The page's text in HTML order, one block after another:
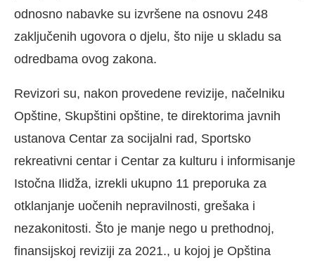
odnosno nabavke su izvršene na osnovu 248
zaključenih ugovora o djelu, što nije u skladu sa
odredbama ovog zakona.
Revizori su, nakon provedene revizije, načelniku
Opštine, Skupštini opštine, te direktorima javnih
ustanova Centar za socijalni rad, Sportsko
rekreativni centar i Centar za kulturu i informisanje
Istočna Ilidža, izrekli ukupno 11 preporuka za
otklanjanje uočenih nepravilnosti, grešaka i
nezakonitosti. Što je manje nego u prethodnoj,
finansijskoj reviziji za 2021., u kojoj je Opština